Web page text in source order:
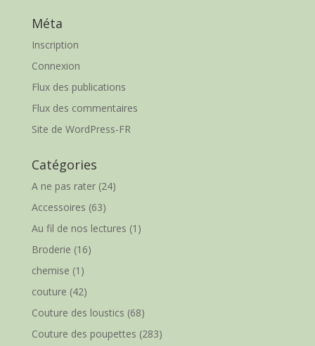
Méta
Inscription
Connexion
Flux des publications
Flux des commentaires
Site de WordPress-FR
Catégories
A ne pas rater(24)
Accessoires (63)
Au fil de nos lectures (1)
Broderie (16)
chemise (1)
couture (42)
Couture des loustics (68)
Couture des poupettes (283)